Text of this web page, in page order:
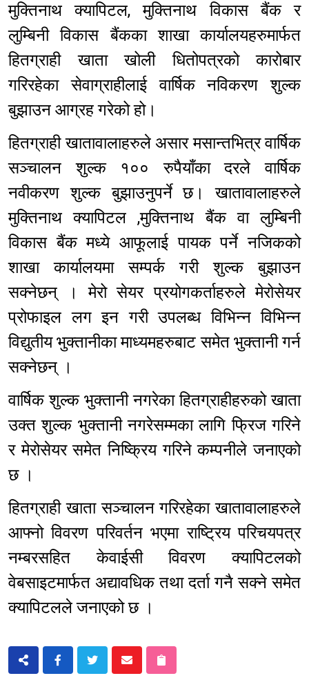
मुक्तिनाथ क्यापिटल, मुक्तिनाथ विकास बैंक र
लुम्बिनी विकास बैंकका शाखा कार्यालयहरुमार्फत
हितग्राही खाता खोली धितोपत्रको कारोबार
गरिरहेका सेवाग्राहीलाई वार्षिक नविकरण शुल्क
बुझाउन आग्रह गरेको हो।
हितग्राही खातावालाहरुले असार मसान्तभित्र वार्षिक
सञ्चालन शुल्क १०० रुपैयाँका दरले वार्षिक
नवीकरण शुल्क बुझाउनुपर्ने छ। खातावालाहरुले
मुक्तिनाथ क्यापिटल ,मुक्तिनाथ बैंक वा लुम्बिनी
विकास बैंक मध्ये आफूलाई पायक पर्ने नजिकको
शाखा कार्यालयमा सम्पर्क गरी शुल्क बुझाउन
सक्नेछन् । मेरो सेयर प्रयोगकर्ताहरुले मेरोसेयर
प्रोफाइल लग इन गरी उपलब्ध विभिन्न विभिन्न
विद्युतीय भुक्तानीका माध्यमहरुबाट समेत भुक्तानी गर्न
सक्नेछन् ।
वार्षिक शुल्क भुक्तानी नगरेका हितग्राहीहरुको खाता
उक्त शुल्क भुक्तानी नगरेसम्मका लागि फ्रिज गरिने
र मेरोसेयर समेत निष्क्रिय गरिने कम्पनीले जनाएको
छ ।
हितग्राही खाता सञ्चालन गरिरहेका खातावालाहरुले
आफ्नो विवरण परिवर्तन भएमा राष्ट्रिय परिचयपत्र
नम्बरसहित केवाईसी विवरण क्यापिटलको
वेबसाइटमार्फत अद्यावधिक तथा दर्ता गनै सक्ने समेत
क्यापिटलले जनाएको छ ।